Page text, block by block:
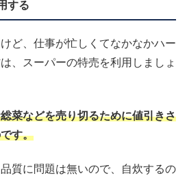
する
ど、仕事が忙しくてなかなかハー
、スーパーの特売を利用しましょ
菜などを売り切るために値引きさ
す。
質に問題は無いので、自炊するの